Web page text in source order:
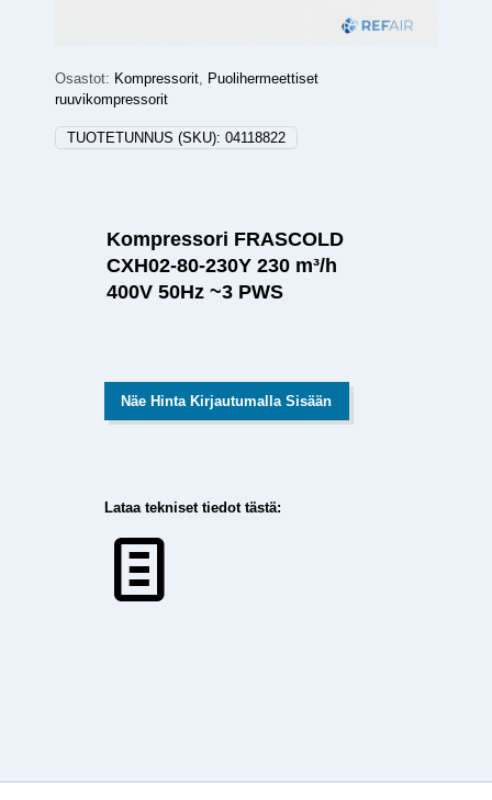
Osastot: Kompressorit, Puolihermeettiset
ruuvikompressorit
TUOTETUNNUS (SKU): 04118822
Kompressori FRASCOLD
CXH02-80-230Y 230 m³/h
400V 50Hz ~3 PWS
Näe Hinta Kirjautumalla Sisään
Lataa tekniset tiedot tästä: